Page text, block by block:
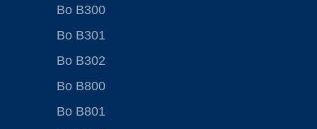
Bo B300
Bo B301
Bo B302
Bo B800
Bo B801